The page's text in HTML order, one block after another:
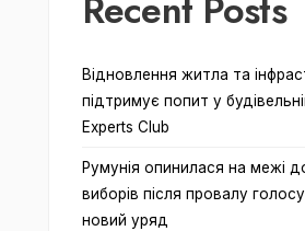
Відновлення житла та
підтримує попит у
Experts Club
Румунія опинилася на межі
виборів після провалу
новий уряд